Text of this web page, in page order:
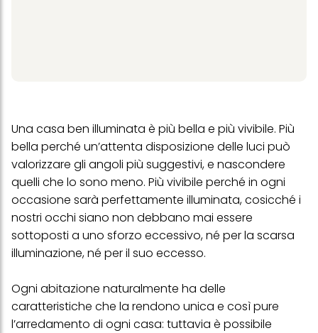
Una casa ben illuminata è più bella e più vivibile. Più
bella perché un’attenta disposizione delle luci può
valorizzare gli angoli più suggestivi, e nascondere
quelli che lo sono meno. Più vivibile perché in ogni
occasione sarà perfettamente illuminata, cosicché i
nostri occhi siano non debbano mai essere
sottoposti a uno sforzo eccessivo, né per la scarsa
illuminazione, né per il suo eccesso.
Ogni abitazione naturalmente ha delle
caratteristiche che la rendono unica e così pure
l’arredamento di ogni casa: tuttavia è possibile